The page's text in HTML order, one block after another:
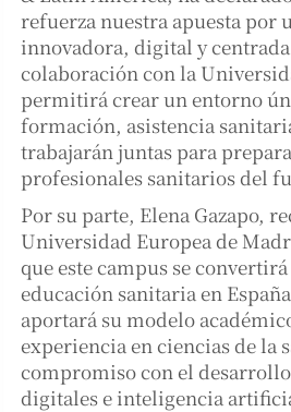
refuerza nuestra apuesta por
innovadora, digital y
colaboración con la
permitirá crear un entorno
formación, asistencia
trabajarán juntas para
profesionales sanitarios del
Por su parte, Elena Gazapo,
Universidad Europea de
que este campus se
educación sanitaria en
aportará su modelo
experiencia en ciencias de la
compromiso con el
digitales e inteligencia